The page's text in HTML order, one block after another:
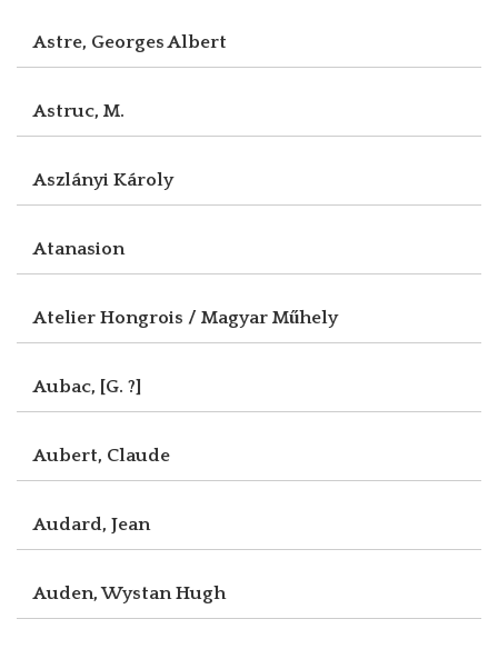
Astre, Georges Albert
Astruc, M.
Aszlányi Károly
Atanasion
Atelier Hongrois / Magyar Műhely
Aubac, [G. ?]
Aubert, Claude
Audard, Jean
Auden, Wystan Hugh